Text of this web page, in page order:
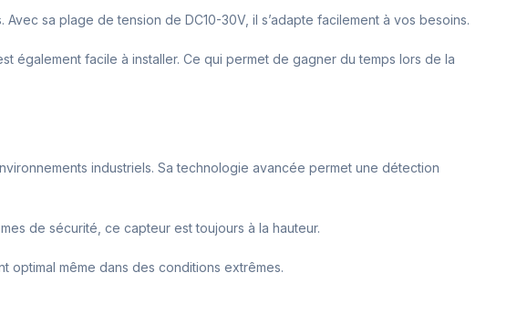
sa plage de tension de DC10-30V, il s’adapte facilement à vos besoins.
également facile à installer. Ce qui permet de gagner du temps lors de la
industriels. Sa technologie avancée permet une détection
de sécurité, ce capteur est toujours à la hauteur.
optimal même dans des conditions extrêmes.